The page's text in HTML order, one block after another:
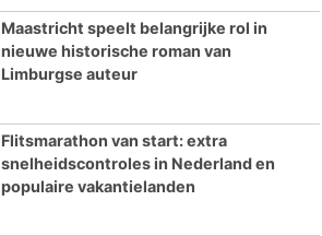
Maastricht speelt belangrijke rol in
nieuwe historische roman van
Limburgse auteur
Flitsmarathon van start: extra
snelheidscontroles in Nederland en
populaire vakantielanden